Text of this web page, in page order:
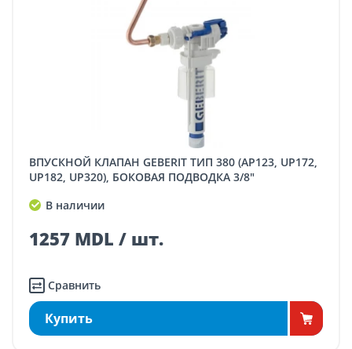
ВПУСКНОЙ КЛАПАН GEBERIT ТИП 380 (AP123, UP172,
UP182, UP320), БОКОВАЯ ПОДВОДКА 3/8"
В наличии
1257 MDL / шт.
Сравнить
Купить